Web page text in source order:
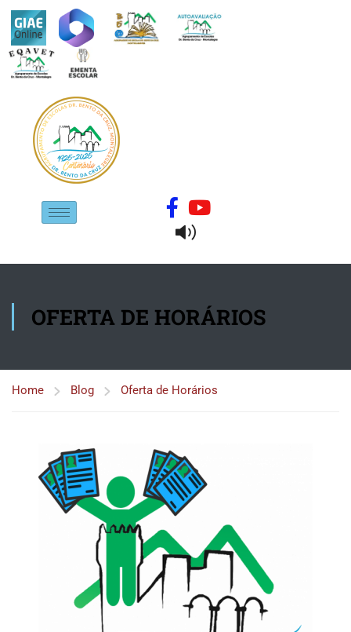
OFERTA DE HORÁRIOS
Home Blog Oferta de Horários